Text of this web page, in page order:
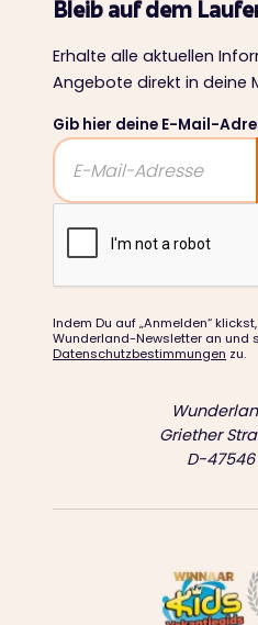
Bleib auf dem
Erhalte alle aktuellen
Angebote direkt in deine
Gib hier deine E-Mail-
Indem Du auf „Anmelden“
Wunderland-Newsletter an und
Datenschutzbestimmungen zu.
Griether
D-